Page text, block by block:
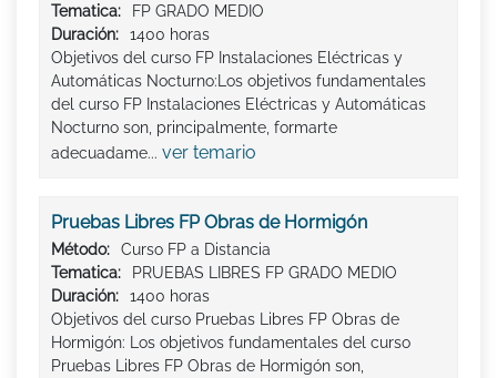
Tematica:
FP GRADO MEDIO
Duración:
1400 horas
Objetivos del curso FP Instalaciones Eléctricas y
Automáticas Nocturno:Los objetivos fundamentales
del curso FP Instalaciones Eléctricas y Automáticas
Nocturno son, principalmente, formarte
adecuadame... ver temario
Pruebas Libres FP Obras de Hormigón
Método:
Curso FP a Distancia
Tematica:
PRUEBAS LIBRES FP GRADO MEDIO
Duración:
1400 horas
Objetivos del curso Pruebas Libres FP Obras de
Hormigón: Los objetivos fundamentales del curso
Pruebas Libres FP Obras de Hormigón son,